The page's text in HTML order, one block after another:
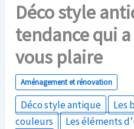
Déco style
tendance qui
vous plaire
Aménagement et rénovation
Déco style antique
Les
couleurs
Les éléments